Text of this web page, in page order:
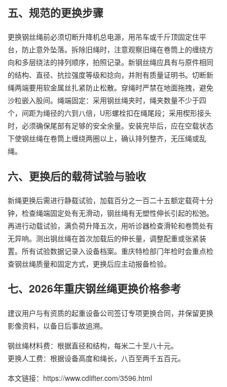
五、规范的更换步骤
更换钢丝绳前必须切断升降机总电源，用吊车或千斤顶固定住平
台，防止意外坠落。拆除旧绳时，注意观察旧绳在卷筒上的缠绕方
向和多层绕法的排列顺序，拍照记录。新钢丝绳应具有与原件相同
的结构、直径、抗拉强度等级和捻向，并附有质量证明书。切断新
绳两端要用软金属丝扎紧防止松散。穿绳时严禁在地面拖拽，避免
沙粒嵌入股间。绳端固定：采用钢丝绳夹时，绳夹数量不少于四
个，间距为绳径的六到八倍，U形螺栓扣在绳尾段；采用楔形接头
时，必须确保尾部有足够的安全余量。安装完毕后，应在空载状态
下使钢丝绳在卷筒上缠绕两圈以上，确认排列整齐，无压绳或乱
绳。
六、更换后的载荷试验与验收
新绳更换后需进行静载试验，加载百分之一百二十五额定载荷十分
钟，检查绳端固定处有无滑动，钢丝绳有无塑性伸长引起的松弛。
再进行动载试验，满负荷升降五次，用听诊器检查滑轮和卷筒处有
无异响。测出钢丝绳在首次加载后的伸长量，调整配重或张紧装
置。所有试验数据记录入设备档案。重庆特检部门年检时会重点检
查钢丝绳质量和固定方式，更换后应主动报备检验。
七、2026年重庆钢丝绳更换价格参考
建议用户与有资质的起重设备公司签订专项更换合同，并保留更换
影像资料，以备日后事故追溯。
钢丝绳材料费：根据直径和结构，每米二十至八十元。
更换人工费：根据设备高度和绳长，八百至两千五百元。
本文链接：https://www.cdlifter.com/3596.html